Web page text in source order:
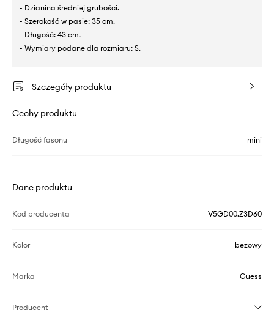
- Dzianina średniej grubości.
- Szerokość w pasie: 35 cm.
- Długość: 43 cm.
- Wymiary podane dla rozmiaru: S.
Szczegóły produktu
Cechy produktu
Długość fasonu mini
Dane produktu
Kod producenta V5GD00.Z3D60
Kolor beżowy
Marka Guess
Producent